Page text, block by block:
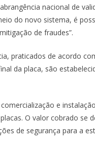
nacional de
do novo sistema, é
de fraudes”.
praticados de acordo
da placa, são
e
O valor cobrado se
de segurança para a